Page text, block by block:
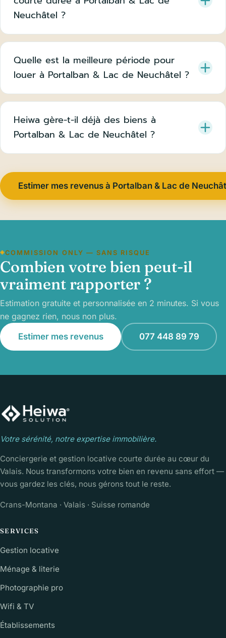
Neuchâtel ?
Quelle est la meilleure période pour
louer à Portalban & Lac de Neuchâtel ?
Heiwa gère-t-il déjà des biens à
Portalban & Lac de Neuchâtel ?
Estimer mes revenus à Portalban & Lac de
COMMISSION ONLY — SANS RISQUE
Combien votre bien peut-il
vraiment rapporter ?
Estimation gratuite et personnalisée en 2 minutes. Si vous
ne gagnez rien, nous non plus.
Estimer mes revenus 077 448 89 79
Votre sérénité, notre expertise immobilière.
Conciergerie et gestion locative courte durée au cœur du
Valais. Nous transformons votre bien en revenu sans effort —
vous gardez les clés, nous gérons tout le reste.
Crans-Montana · Valais · Suisse romande
SERVICES
Gestion locative
Ménage & literie
Photographie pro
Wifi & TV
Établissements